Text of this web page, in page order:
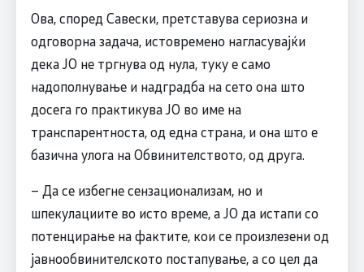
Ова, според Савески, претставува сериозна и
одговорна задача, истовремено нагласувајќи
дека ЈО не тргнува од нула, туку е само
надополнување и надградба на сето она што
досега го практикува ЈО во име на
транспарентноста, од една страна, и она што е
базична улога на Обвинителството, од друга.
– Да се избегне сензационализам, но и
шпекулациите во исто време, а ЈО да истапи со
потенцирање на фактите, кои се произлезени од
јавнообвинителското постапување, а со цел да